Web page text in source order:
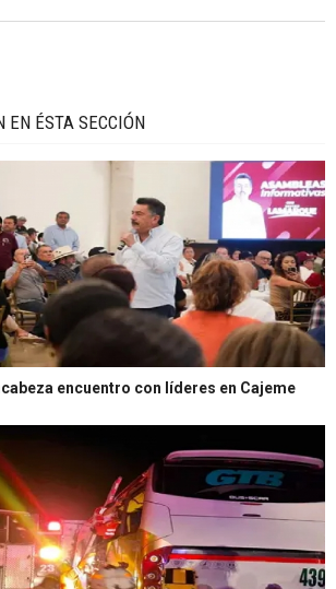
EN ÉSTA SECCIÓN
encuentro con líderes en Cajeme